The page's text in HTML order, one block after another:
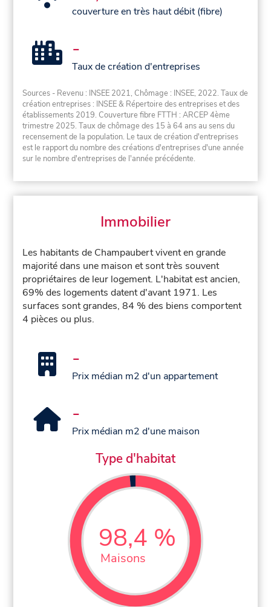
couverture en très haut débit (fibre)
-
Taux de création d'entreprises
Sources - Revenu : INSEE 2021, Chômage : INSEE, 2022. Taux de
création entreprises : INSEE & Répertoire des entreprises et des
établissements 2019. Couverture fibre FTTH : ARCEP 4ème
trimestre 2025. Taux de chômage des 15 à 64 ans au sens du
recensement de la population. Le taux de création d'entreprises
est le rapport du nombre des créations d'entreprises d'une année
sur le nombre d'entreprises de l'année précédente.
Immobilier
Les habitants de Champaubert vivent en grande
majorité dans une maison et sont très souvent
propriétaires de leur logement. L'habitat est ancien,
69% des logements datent d'avant 1971. Les
surfaces sont grandes, 84 % des biens comportent
4 pièces ou plus.
-
Prix médian m2 d'un appartement
-
Prix médian m2 d'une maison
Type d'habitat
98,4 %
Maisons